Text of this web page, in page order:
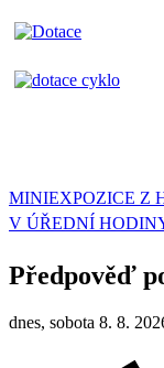
MINIEXPOZICE Z
V ÚŘEDNÍ
Předpověď
dnes, sobota 8. 8.